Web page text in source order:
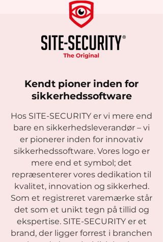
Kendt pioner inden for
sikkerhedssoftware
Hos SITE-SECURITY er vi mere end
bare en sikkerhedsleverandør – vi
er pionerer inden for innovativ
sikkerhedssoftware. Vores logo er
mere end et symbol; det
repræsenterer vores dedikation til
kvalitet, innovation og sikkerhed.
Som et registreret varemærke står
det som et unikt tegn på tillid og
ekspertise. SITE-SECURITY er et
brand, der ligger forrest i branchen